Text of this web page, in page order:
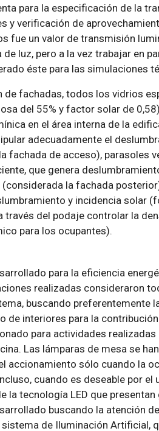
para la especificación de la
y verificación de
fue un valor de transmisión
luz, pero a la vez trabajar en
éste para las simulaciones
de fachadas, todos los vidrios
del 55% y factor solar de
en el área interna de la
adecuadamente el
fachada de acceso), parasoles
que genera
la fachada
y incidencia solar
través del podaje controlar la
para los ocupantes).
para la eficiencia
realizadas consideraron
buscando preferentemente
de interiores para la
para actividades
Las lámparas de mesa se
accionamiento sólo cuando la
cuando es deseable por el
la tecnología LED que presentan
buscando la atención
de Iluminación Artificial,